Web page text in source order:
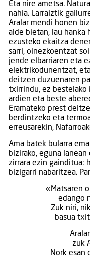
Eta nire ametsa.
nahia. Larraiztik
Aralar mendi honen
alde bietan, lau hanka
ezusteko ekaitza
sarri, oinezkoentzat
jende elbarriaren eta
elektrikodunentzat,
deitzen duzuenaren
txirrindu, ez bestelako
ardien eta beste
Eramateko prest
berdintzeko eta
erreusarekin,
Ama batek bularra
bizirako, eguna
zirrara ezin gainditua:
bizigarri nabaritzea.
«Matsaren
edango
Zuk niri,
basua
zuk
Nork esan